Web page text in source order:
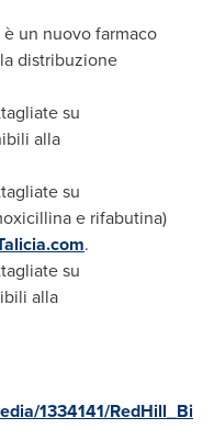
un nuovo farmaco
distribuzione
su
alla
su
e rifabutina)
.
su
alla
1334141/RedHill_Bi